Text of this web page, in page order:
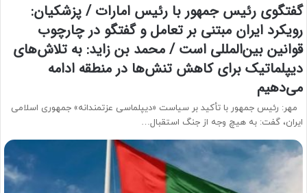
گفتگوی رئیس جمهور با رئیس امارات / پزشکیان:
رویکرد ایران مبتنی بر تعامل و گفتگو در چارچوب
قوانین بین‌المللی است / محمد بن زاید: به تلاش‌های
دیپلماتیک برای کاهش تنش‌ها در منطقه ادامه
می‌دهیم
مهر: رئیس جمهور با تأکید بر سیاست «دیپلماسی عزتمندانه» جمهوری اسلامی
ایران، گفت: به هیچ وجه از جنگ استقبال…